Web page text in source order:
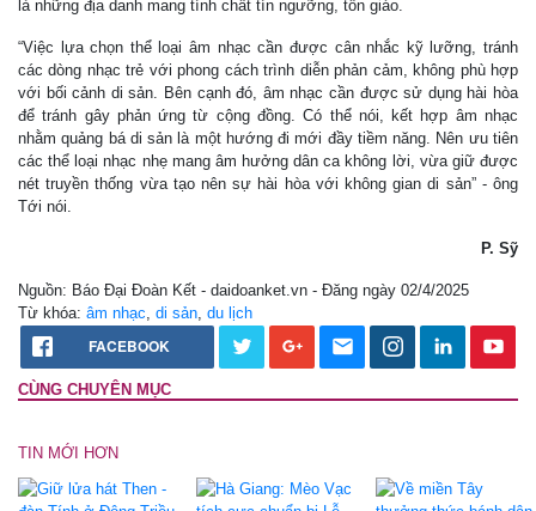
là những địa danh mang tính chất tín ngưỡng, tôn giáo.
“Việc lựa chọn thể loại âm nhạc cần được cân nhắc kỹ lưỡng, tránh
các dòng nhạc trẻ với phong cách trình diễn phản cảm, không phù hợp
với bối cảnh di sản. Bên cạnh đó, âm nhạc cần được sử dụng hài hòa
để tránh gây phản ứng từ cộng đồng. Có thể nói, kết hợp âm nhạc
nhằm quảng bá di sản là một hướng đi mới đầy tiềm năng. Nên ưu tiên
các thể loại nhạc nhẹ mang âm hưởng dân ca không lời, vừa giữ được
nét truyền thống vừa tạo nên sự hài hòa với không gian di sản” - ông
Tới nói.
P. Sỹ
Nguồn: Báo Đại Đoàn Kết - daidoanket.vn - Đăng ngày 02/4/2025
Từ khóa: âm nhạc di sản du lịch
FACEBOOK
CÙNG CHUYÊN MỤC
TIN MỚI HƠN